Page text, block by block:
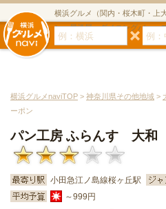
横浜グルメ（関内・桜木町・上
ン・居酒屋・ダイニングバー・
横浜グルメnaviTOP > 神奈川県その他地域 >
ーポン
パン工房 ふらんす 大和
小田急江ノ島線桜ヶ丘駅
～999円